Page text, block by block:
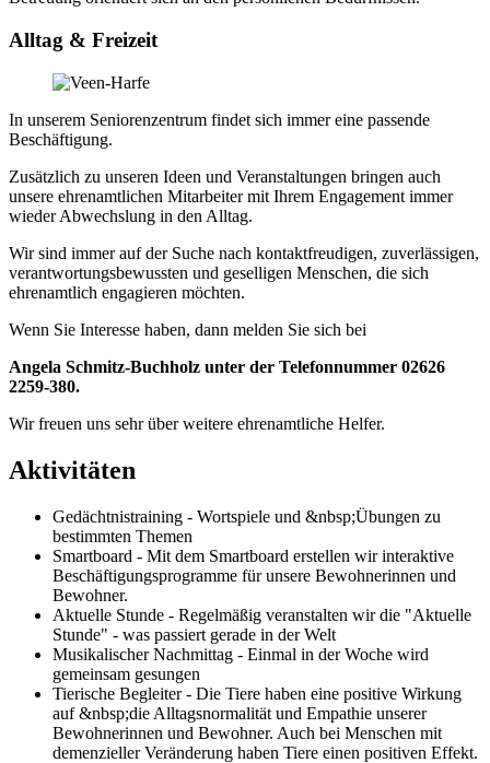
Alltag & Freizeit
In unserem Seniorenzentrum findet sich immer eine passende
Beschäftigung.
Zusätzlich zu unseren Ideen und Veranstaltungen bringen auch
unsere ehrenamtlichen Mitarbeiter mit Ihrem Engagement immer
wieder Abwechslung in den Alltag.
Wir sind immer auf der Suche nach kontaktfreudigen, zuverlässigen,
verantwortungsbewussten und geselligen Menschen, die sich
ehrenamtlich engagieren möchten.
Wenn Sie Interesse haben, dann melden Sie sich bei
Angela Schmitz-Buchholz unter der Telefonnummer 02626
2259-380.
Wir freuen uns sehr über weitere ehrenamtliche Helfer.
Aktivitäten
Gedächtnistraining - Wortspiele und &nbsp;Übungen zu
bestimmten Themen
Smartboard - Mit dem Smartboard erstellen wir interaktive
Beschäftigungsprogramme für unsere Bewohnerinnen und
Bewohner.
Aktuelle Stunde - Regelmäßig veranstalten wir die "Aktuelle
Stunde" - was passiert gerade in der Welt
Musikalischer Nachmittag - Einmal in der Woche wird
gemeinsam gesungen
Tierische Begleiter - Die Tiere haben eine positive Wirkung
auf &nbsp;die Alltagsnormalität und Empathie unserer
Bewohnerinnen und Bewohner. Auch bei Menschen mit
demenzieller Veränderung haben Tiere einen positiven Effekt.